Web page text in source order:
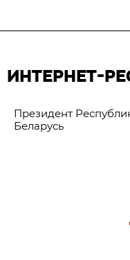
ИНТЕРНЕТ-
Президент
Беларусь